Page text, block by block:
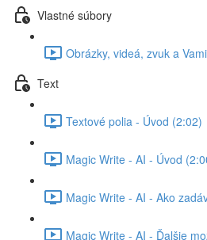
Vlastné súbory
Obrázky, videá, zvuk a
Text
Textové polia - Úvod (2:02)
Magic Write - AI - Úvod
Magic Write - AI - Ako
Magic Write - AI - Ďalšie